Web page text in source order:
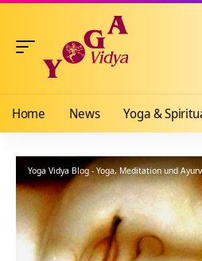
Home News Yoga &
Yoga Vidya Blog - Yoga, Meditation und